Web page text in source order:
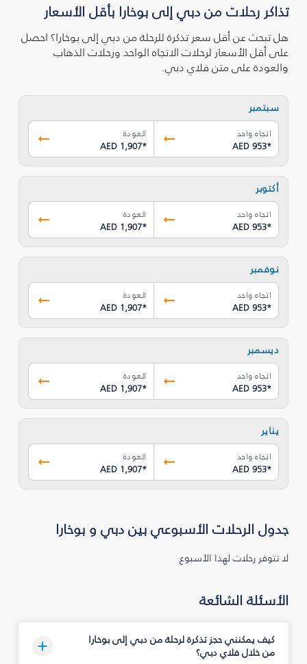
تذاكر رحلات من دبي إلى بوخارا بأقل الأسعار
هل تبحث عن أقل سعر تذكرة للرحلة من دبي إلى بوخارا؟ احصل
على أقل الأسعار لرحلات الاتجاه الواحد ورحلات الذهاب
والعودة على متن فلاي دبي.
سبتمبر
اتجاه واحد
AED 953*
العودة
AED 1,907*
أكتوبر
اتجاه واحد
AED 953*
العودة
AED 1,907*
نوفمبر
اتجاه واحد
AED 953*
العودة
AED 1,907*
ديسمبر
اتجاه واحد
AED 953*
العودة
AED 1,907*
يناير
اتجاه واحد
AED 953*
العودة
AED 1,907*
جدول الرحلات الأسبوعي بين دبي و بوخارا
لا تتوفر رحلات لهذا الأسبوع
الأسئلة الشائعة
كيف يمكنني حجز تذكرة لرحلة من دبي إلى بوخارا
من خلال فلاي دبي؟